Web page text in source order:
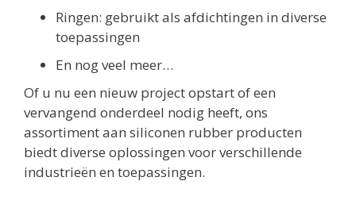
Ringen: gebruikt als afdichtingen in diverse
toepassingen
En nog veel meer…
Of u nu een nieuw project opstart of een
vervangend onderdeel nodig heeft, ons
assortiment aan siliconen rubber producten
biedt diverse oplossingen voor verschillende
industrieën en toepassingen.